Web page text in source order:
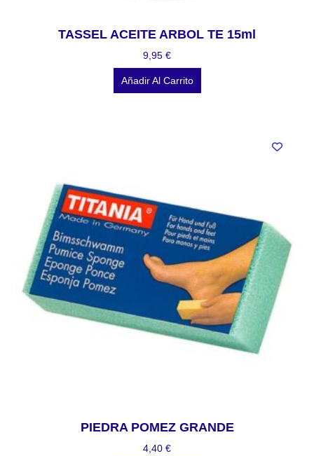
TASSEL ACEITE ARBOL TE 15ml
9,95 €
Añadir Al Carrito
PIEDRA POMEZ GRANDE
4,40 €